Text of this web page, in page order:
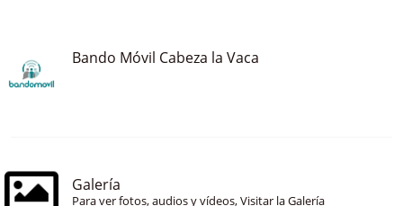
Bando Móvil Cabeza la Vaca
Galería
Para ver fotos, audios y vídeos, Visitar la Galería